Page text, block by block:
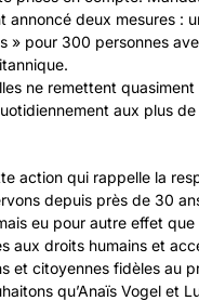
annoncé deux mesures :
» pour 300 personnes
ne remettent quasiment
aux plus de
action qui rappelle la
depuis près de 30
eu pour autre effet que
aux droits humains et
et citoyennes fidèles au
qu’Anaïs Vogel et